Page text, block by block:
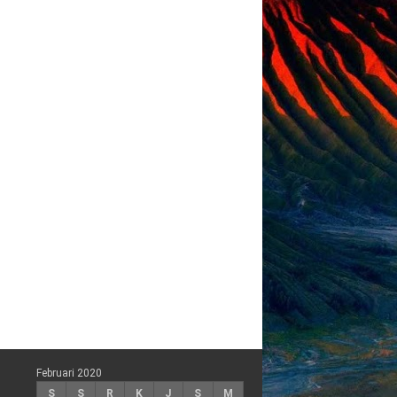
Februari 2020
S
S R K J S M